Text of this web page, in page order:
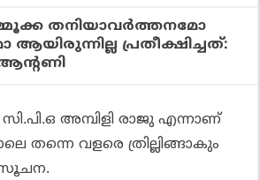
തനിയാവര്‍ത്തനമോ
പ്രതീക്ഷിച്ചത്:
അമ്പിളി രാജു എന്നാണ്
വളരെ ത്രില്ലിങ്ങാകും
സൂചന.